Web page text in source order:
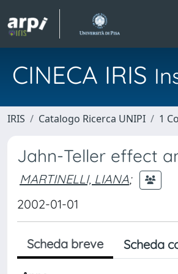
CINECA IRIS
IRIS Catalogo Ricerca UNIPI 1
Jahn-Teller effect
MARTINELLI, LIANA;
2002-01-01
Scheda breve Scheda